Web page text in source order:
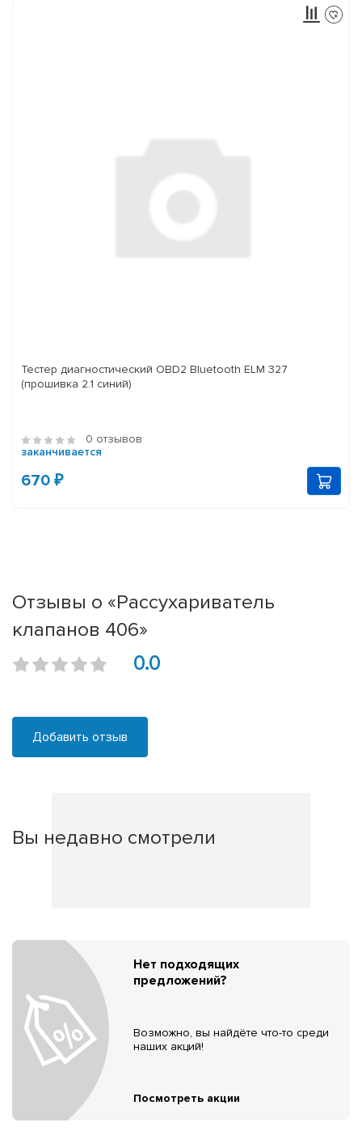
Тестер диагностический OBD2 Bluetooth ELM 327
(прошивка 2.1 синий)
0 отзывов
заканчивается
670 ₽
Отзывы о «Рассухариватель
клапанов 406»
0.0
Добавить отзыв
Вы недавно смотрели
Нет подходящих
предложений?
Возможно, вы найдёте что-то среди
наших акций!
Посмотреть акции